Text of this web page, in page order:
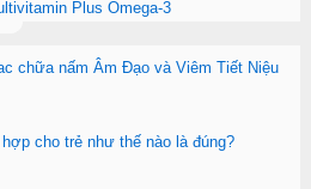
Plus Omega-3
chữa nấm Âm Đạo và Viêm Tiết Niệu
cho trẻ như thế nào là đúng?